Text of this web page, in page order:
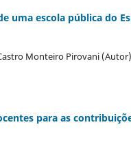
uma escola pública do
Monteiro Pirovani (Autor)
para as